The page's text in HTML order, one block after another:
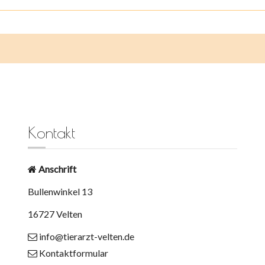
Kontakt
Anschrift
Bullenwinkel 13
16727 Velten
info@tierarzt-velten.de
Kontaktformular